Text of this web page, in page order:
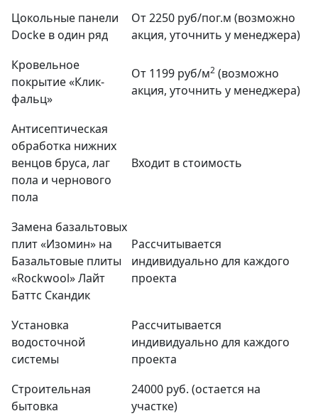
Цокольные панели
Docke в один ряд
От 2250 руб/пог.м (возможно
акция, уточнить у менеджера)
Кровельное
покрытие «Клик-
фальц»
От 1199 руб/м2 (возможно
акция, уточнить у менеджера)
Антисептическая
обработка нижних
венцов бруса, лаг
пола и чернового
пола
Входит в стоимость
Замена базальтовых
плит «Изомин» на
Базальтовые плиты
«Rockwool» Лайт
Баттс Скандик
Рассчитывается
индивидуально для каждого
проекта
Установка
водосточной
системы
Рассчитывается
индивидуально для каждого
проекта
Строительная
бытовка
24000 руб. (остается на
участке)